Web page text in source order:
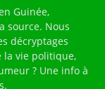
Guinée,
source. Nous
décryptages
la vie politique,
? Une info à